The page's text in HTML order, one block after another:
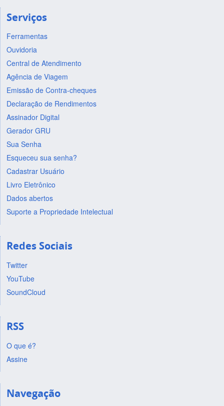
Serviços
Ferramentas
Ouvidoria
Central de Atendimento
Agência de Viagem
Emissão de Contra-cheques
Declaração de Rendimentos
Assinador Digital
Gerador GRU
Sua Senha
Esqueceu sua senha?
Cadastrar Usuário
Livro Eletrônico
Dados abertos
Suporte a Propriedade Intelectual
Redes Sociais
Twitter
YouTube
SoundCloud
RSS
O que é?
Assine
Navegação